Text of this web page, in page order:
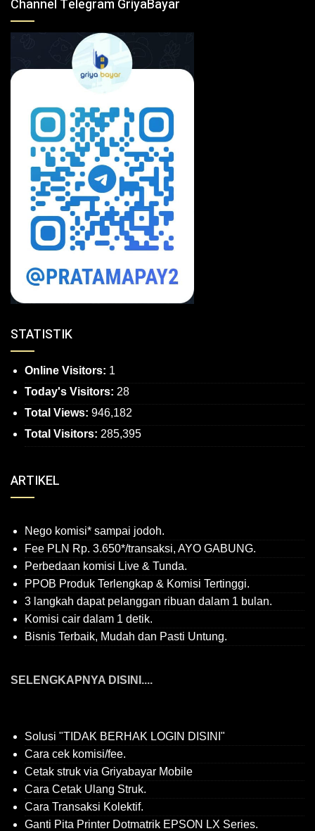
Channel Telegram GriyaBayar
STATISTIK
Online Visitors: 1
Today's Visitors: 28
Total Views: 946,182
Total Visitors: 285,395
ARTIKEL
Nego komisi* sampai jodoh.
Fee PLN Rp. 3.650*/transaksi, AYO GABUNG.
Perbedaan komisi Live & Tunda.
PPOB Produk Terlengkap & Komisi Tertinggi.
3 langkah dapat pelanggan ribuan dalam 1 bulan.
Komisi cair dalam 1 detik.
Bisnis Terbaik, Mudah dan Pasti Untung.
SELENGKAPNYA DISINI....
Solusi "TIDAK BERHAK LOGIN DISINI"
Cara cek komisi/fee.
Cetak struk via Griyabayar Mobile
Cara Cetak Ulang Struk.
Cara Transaksi Kolektif.
Ganti Pita Printer Dotmatrik EPSON LX Series.